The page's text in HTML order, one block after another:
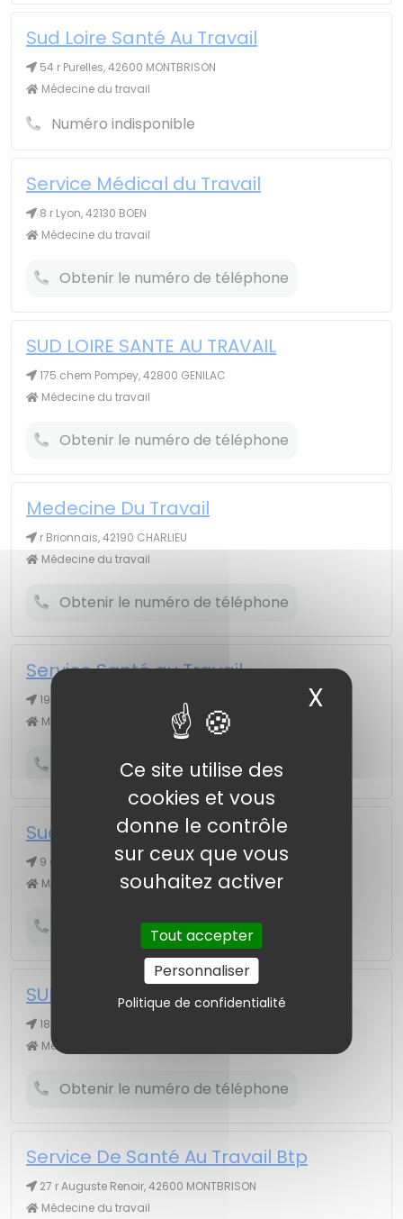
Ce site utilise des
cookies et vous
donne le contrôle
sur ceux que vous
souhaitez activer
Tout accepter
Personnaliser
Politique de confidentialité
X
Sud Loire Santé Au Travail
54 r Purelles, 42600 MONTBRISON
Médecine du travail
Numéro indisponible
Service Médical du Travail
8 r Lyon, 42130 BOEN
Médecine du travail
Obtenir le numéro de téléphone
SUD LOIRE SANTE AU TRAVAIL
175 chem Pompey, 42800 GENILAC
Médecine du travail
Obtenir le numéro de téléphone
Medecine Du Travail
r Brionnais, 42190 CHARLIEU
Médecine du travail
Obtenir le numéro de téléphone
Service Santé au Travail
19 r Apprentissage, 42000 SAINT ETIENNE
Médecine du travail
Obtenir le numéro de téléphone
Sud Loire Santé Au Travail
9 esplanade Bénevent, 42000 SAINT ETIENNE
Médecine du travail
Obtenir le numéro de téléphone
SUD LOIRE SANTE AU TRAVAIL
18 av Jean Jaurès, 42110 FEURS
Médecine du travail
Obtenir le numéro de téléphone
Service De Santé Au Travail Btp
27 r Auguste Renoir, 42600 MONTBRISON
Médecine du travail